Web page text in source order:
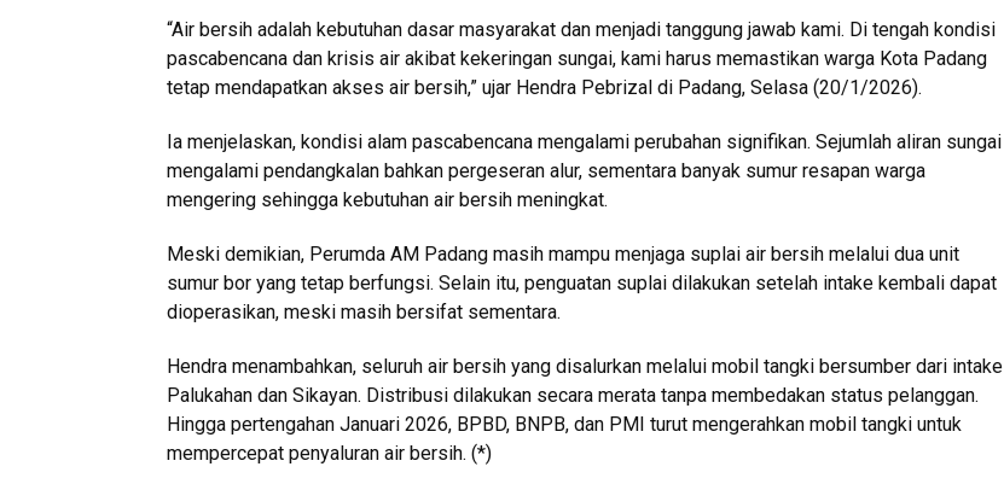
“Air bersih adalah kebutuhan dasar masyarakat dan menjadi tanggung jawab kami. Di tengah kondisi
pascabencana dan krisis air akibat kekeringan sungai, kami harus memastikan warga Kota Padang
tetap mendapatkan akses air bersih,” ujar Hendra Pebrizal di Padang, Selasa (20/1/2026).
Ia menjelaskan, kondisi alam pascabencana mengalami perubahan signifikan. Sejumlah aliran sungai
mengalami pendangkalan bahkan pergeseran alur, sementara banyak sumur resapan warga
mengering sehingga kebutuhan air bersih meningkat.
Meski demikian, Perumda AM Padang masih mampu menjaga suplai air bersih melalui dua unit
sumur bor yang tetap berfungsi. Selain itu, penguatan suplai dilakukan setelah intake kembali dapat
dioperasikan, meski masih bersifat sementara.
Hendra menambahkan, seluruh air bersih yang disalurkan melalui mobil tangki bersumber dari intake
Palukahan dan Sikayan. Distribusi dilakukan secara merata tanpa membedakan status pelanggan.
Hingga pertengahan Januari 2026, BPBD, BNPB, dan PMI turut mengerahkan mobil tangki untuk
mempercepat penyaluran air bersih. (*)